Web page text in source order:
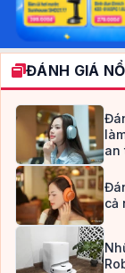
ĐÁNH GIÁ
an
cả